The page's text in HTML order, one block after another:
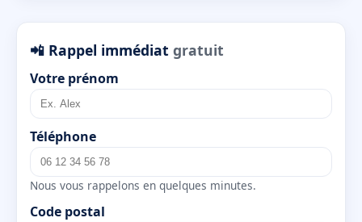
📲 Rappel immédiat gratuit
Votre prénom
Téléphone
Nous vous rappelons en quelques minutes.
Code postal